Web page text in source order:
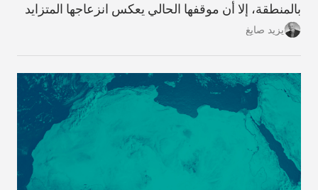
بالمنطقة، إلا أن موقفها الحالي يعكس انزعاجها المتزايد
مما تعتبره سياسةً أميركيةً هدفها سدّ الطريق أمام
يزيد صايغ